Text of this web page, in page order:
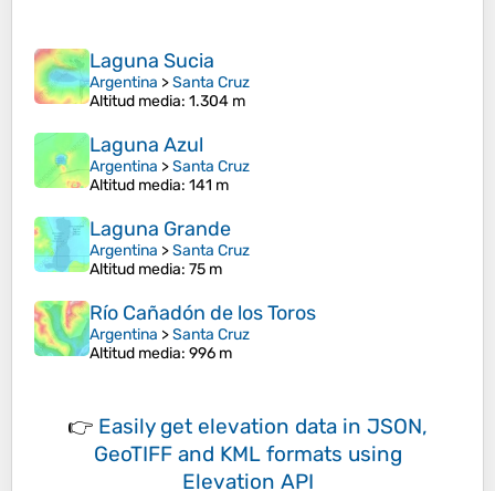
Laguna Sucia
Argentina >Santa Cruz
Altitud media: 1.304 m
Laguna Azul
Argentina >Santa Cruz
Altitud media: 141 m
Laguna Grande
Argentina >Santa Cruz
Altitud media: 75 m
Río Cañadón de los Toros
Argentina >Santa Cruz
Altitud media: 996 m
👉 Easily get elevation data in JSON,
GeoTIFF and KML formats using
Elevation API